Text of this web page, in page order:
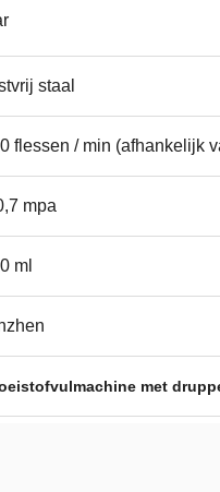
staal
flessen / min (afhankelijk
mpa
ml
met